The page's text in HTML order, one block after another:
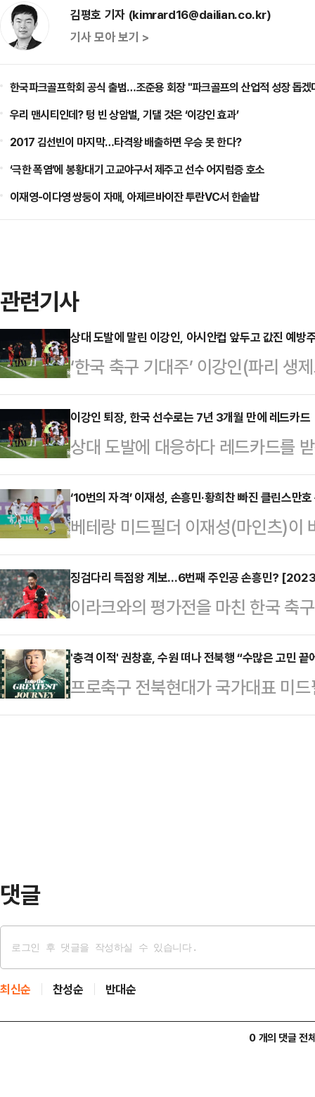
김평호 기자 (kimrard16@dailian.co.kr)
기사 모아 보기 >
한국파크골프학회 공식 출범…조준용 회장 "파크골프의 산업적 성장 돕겠
우리 맨시티인데? 텅 빈 상암벌, 기댈 것은 ‘이강인 효과’
2017 김선빈이 마지막…타격왕 배출하면 우승 못 한다?
‘극한 폭염’에 봉황대기 고교야구서 제주고 선수 어지럼증 호소
이재영-이다영 쌍둥이 자매, 아제르바이잔 투란VC서 한솥밥
관련기사
상대 도발에 말린 이강인, 아시안컵 앞두고 값진 예방
‘한국 축구 기대주’ 이강인(파리 생
사를 맞았다.위르겐 클린스만 감독
미리트(UAE) 아부다비의 뉴욕대
1-0으로 신승을 거뒀다.이날 선발
과 함께 교체투입 돼 그라운드를
트로페 데 샹피옹(슈퍼컵)에서 전
우승을 견인한 이강인은 빡빡한 일
를 선보였다.오른쪽 측면에…
이강인 퇴장, 한국 선수로는 7년 3개월 만에 레드카드
상대 도발에 대응하다 레드카드를
만에 퇴장을 당한 한국 선수가 됐다
구대표팀은 6일 아랍에미리트
이라크와 평가전에서 1-0으로 신
마자 교체투입 돼 맹활약했지만 경
다.이강인은 후반 40분 상대 오른
펼치다 경고를 받았다. 아이야가 손
맞서다가 몸싸움이 펼쳐…
‘10번의 자격’ 이재성, 손흥민·황희찬 빠진 클린스만
베테랑 미드필더 이재성(마인츠)이
을 뚫어냈다.위르겐 클린스만 감독
미리트(UAE) 아부다비의 뉴욕대
1-0으로 신승을 거뒀다.오는 12일
컵을 앞두고 이라크를 상대로 최종
(토트넘)을 비롯해 황희찬(울버햄
란), 김민재(바이에른 뮌헨) 등을
꺼내들었다.조규성이 빠…
징검다리 득점왕 계보…6번째 주인공 손흥민?
이라크와의 평가전을 마친 한국 축
격 출항한다.위르겐 클린스만 감독
트(UAE) 아부다비의 뉴욕대 스타
이재성(마인츠)의 선제 결승골에
안컵 조별리그서 바레인, 요르단,
'충격 이적' 권창훈, 수원 떠나 전북행 “수많은 고민 끝
프로축구 전북현대가 국가대표 미
수원삼성(2013~2016)과 디종
댓글
최신순 찬성순 반대순
0 개의 댓글 전